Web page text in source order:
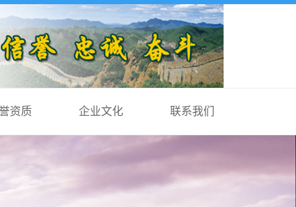
资质 企业文化 联系我们